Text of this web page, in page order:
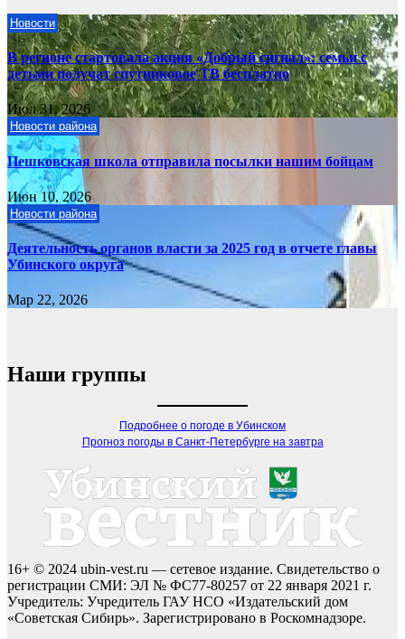
Новости
В регионе стартовала акция «Добрый сигнал»: семьи с
детьми получат спутниковое ТВ бесплатно
Июл 31, 2026
Новости района
Пешковская школа отправила посылки нашим бойцам
Июн 10, 2026
Новости района
Деятельность органов власти за 2025 год в отчете главы
Убинского округа
Мар 22, 2026
Наши группы
Подробнее о погоде в Убинском
Прогноз погоды в Санкт-Петербурге на завтра
16+ © 2024 ubin-vest.ru — сетевое издание. Свидетельство о
регистрации СМИ: ЭЛ № ФС77-80257 от 22 января 2021 г.
Учредитель: Учредитель ГАУ НСО «Издательский дом
«Советская Сибирь». Зарегистрировано в Роскомнадзоре.